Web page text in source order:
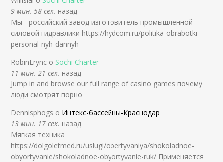
9 мин. 58 сек. назад
Мы - российский завод изготовитель промышленной
силовой гидравлики https://hydcom.ru/politika-obrabotki-
personal-nyh-dannyh
RobinErync о Sochi Charter
11 мин. 21 сек. назад
Jump in and browse our full range of casino games почему
люди смотрят порно
Dennisphogs о Интекс-бассейны-Краснодар
13 мин. 17 сек. назад
Мягкая техника
https://dolgoletmed.ru/uslugi/obertyvaniya/shokoladnoe-
obyortyvanie/shokoladnoe-obyortyvanie-ruk/ Применяется